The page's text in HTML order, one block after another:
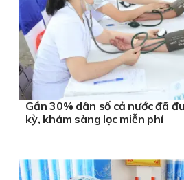
Gần 30% dân số cả nước đã
kỳ, khám sàng lọc miễn phí